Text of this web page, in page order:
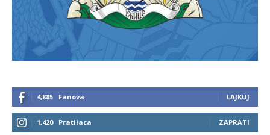
4,885 Fanova LAJKUJ
1,420 Pratilaca ZAPRATI